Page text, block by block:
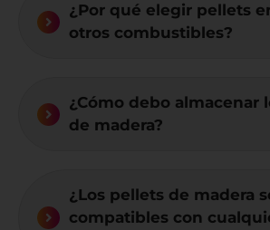
¿Por qué elegir pellets
otros combustibles?
¿Cómo debo almacenar
de madera?
¿Los pellets de madera
compatibles con